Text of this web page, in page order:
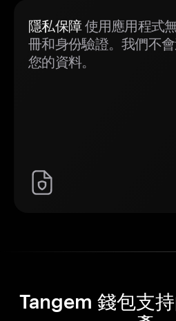
隱私保障使用應用程式
冊和身份驗證。我們不
您的資料。
Tangem 錢包支